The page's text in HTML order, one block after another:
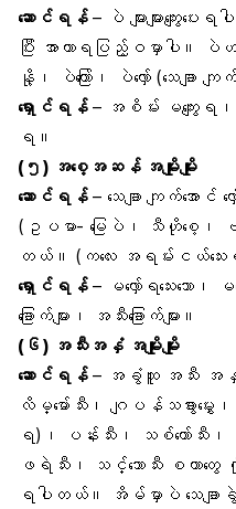
ဆောင်ရန်– ပဲ များများကျွေး
ပြီး အာဟာရပြည့်ဝမှာပါ
နို့၊ ပဲကြော်၊ ပဲလှော် (သေချာ က
ရှောင်ရန်– အစိမ်း မကျွေး
ရ။
(၅) အစေ့အဆန်အမျိုးမျိုး
ဆောင်ရန်– သေချာ ကျက်အောင် လှေ
(ဥပမာ- မြေပဲ၊ သီဟိုစေ့၊ ဗံဒါ
တယ်။ (ကလေး အရမ်းငယ်သေ
ရှောင်ရန်– မလှော်ရသေးသော၊ မ
ခြောက်များ၊ အသီးခြောက်များ။
(၆) အသီးအနှံအမျိုးမျိုး
ဆောင်ရန်– အခွံထူ အသီး အနှံ မျ
လိမ္မော်သီး၊ ဂျပန်သခွားမွှေ
ရ)၊ ပန်းသီး၊ သစ်တော်သီး၊
ဖရဲသီး၊ သင်္ဘောသီး စတာတွေ ကို ရေ
ရပါတယ်။ အိမ်မှာပဲ သေချာခွဲ